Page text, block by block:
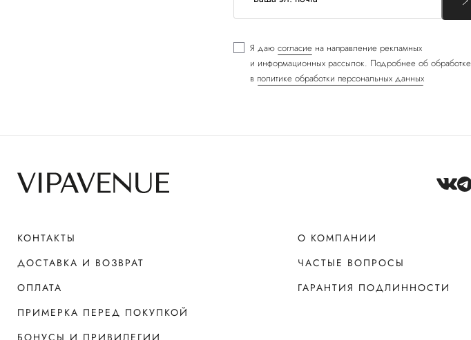
Я даю согласие на направление рекламных
и информационных рассылок. Подробнее об обработке
в политике обработки персональных данных
КОНТАКТЫ
ДОСТАВКА И ВОЗВРАТ
ОПЛАТА
ПРИМЕРКА ПЕРЕД ПОКУПКОЙ
О КОМПАНИИ
ЧАСТЫЕ ВОПРОСЫ
ГАРАНТИЯ ПОДЛИННОСТИ